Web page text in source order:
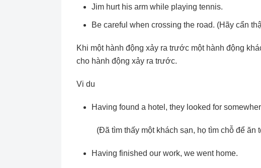
Jim hurt his arm while playing tennis.
Be careful when crossing the road. (Hãy cẩn
Khi một hành động xảy ra trước một hành động
cho hành động xảy ra trước.
Vi du
Having found a hotel, they looked for
(Đã tìm thấy một khách sạn, họ tìm chỗ để ăn
Having finished our work, we went home.